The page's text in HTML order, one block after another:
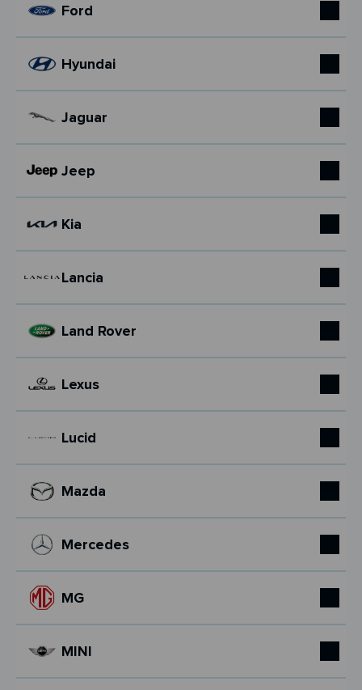
Ford
Hyundai
Jaguar
Jeep
Kia
Lancia
Land Rover
Lexus
Lucid
Mazda
Mercedes
MG
MINI